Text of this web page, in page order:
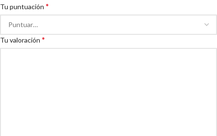
Tu puntuación *
Tu valoración *